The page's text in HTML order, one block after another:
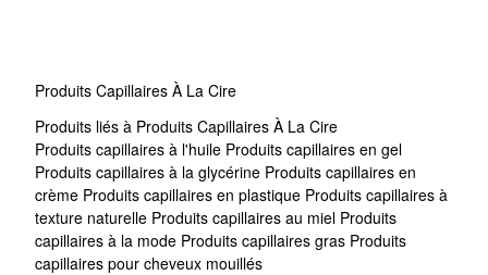
Produits Capillaires À La Cire
Produits liés à Produits Capillaires À La Cire
Produits capillaires à l'huile Produits capillaires en gel
Produits capillaires à la glycérine Produits capillaires en
crème Produits capillaires en plastique Produits capillaires à
texture naturelle Produits capillaires au miel Produits
capillaires à la mode Produits capillaires gras Produits
capillaires pour cheveux mouillés